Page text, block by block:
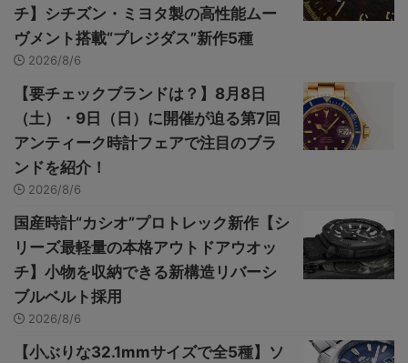
チ】シチズン・ミヨタ製の高性能ムー
ヴメント搭載“プレジダス”新作5種
2026/8/6
【要チェックブランドは？】8月8日
（土）・9日（日）に開催が迫る第7回
アンティーク時計フェアで注目のブラ
ンドを紹介！
2026/8/6
国産時計“カシオ”プロトレック新作【シ
リーズ最軽量の本格アウトドアウオッ
チ】小物を収納できる新構造リバーシ
ブルベルト採用
2026/8/6
【小ぶりな32.1mmサイズで全5種】ソ